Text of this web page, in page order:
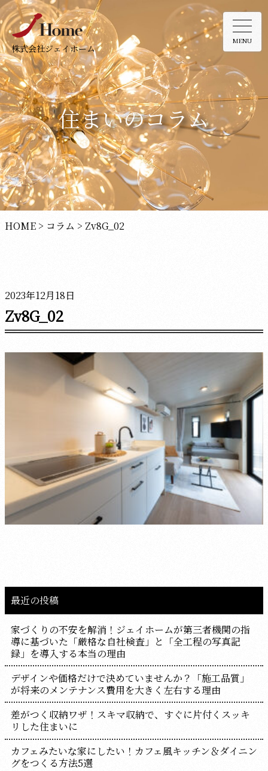
住まいのコラム
株式会社ジェイホーム
MENU
HOME > コラム > Zv8G_02
2023年12月18日
Zv8G_02
最近の投稿
家づくりの不安を解消！ジェイホームが第三者機関の指
導に基づいた「厳格な自社検査」と「全工程の写真記
録」を導入する本当の理由
デザインや価格だけで決めていませんか？「施工品質」
が将来のメンテナンス費用を大きく左右する理由
差がつく収納ワザ！スキマ収納で、すぐに片付くスッキ
リした住まいに
カフェみたいな家にしたい！カフェ風キッチン＆ダイニン
グをつくる方法5選